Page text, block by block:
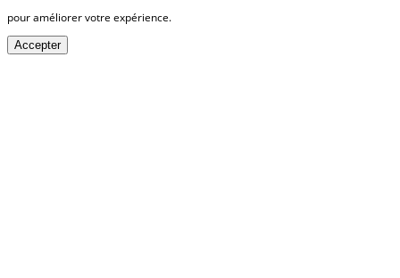
pour améliorer votre expérience.
Accepter